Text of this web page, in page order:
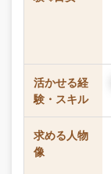
活かせる経
験・スキル
求める人物
像